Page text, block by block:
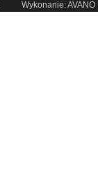
Wykonanie: AVANO